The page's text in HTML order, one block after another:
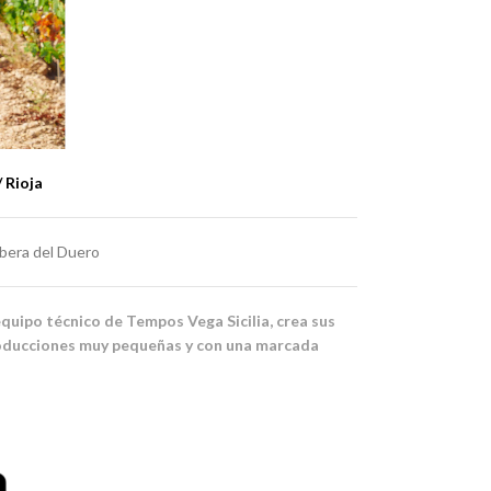
Rioja
del Duero
técnico de Tempos Vega Sicilia, crea sus
muy pequeñas y con una marcada